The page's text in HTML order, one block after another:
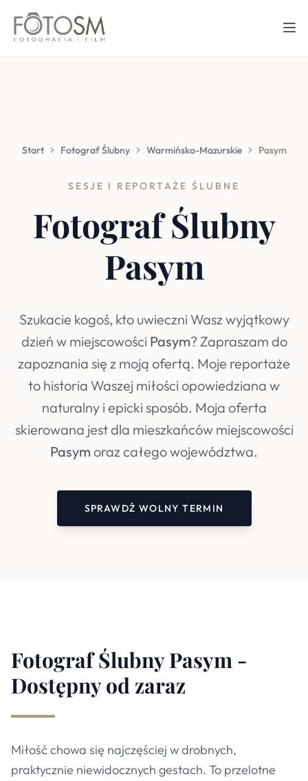
Start Fotograf Ślubny Warmińsko-Mazurskie Pasym
SESJE I REPORTAŻE ŚLUBNE
Fotograf Ślubny
Pasym
Szukacie kogoś, kto uwieczni Wasz wyjątkowy
dzień w miejscowości Pasym? Zapraszam do
zapoznania się z moją ofertą. Moje reportaże
to historia Waszej miłości opowiedziana w
naturalny i epicki sposób. Moja oferta
skierowana jest dla mieszkańców miejscowości
Pasym oraz całego województwa.
SPRAWDŹ WOLNY TERMIN
Fotograf Ślubny Pasym -
Dostępny od zaraz
Miłość chowa się najczęściej w drobnych,
praktycznie niewidocznych gestach. To przelotne